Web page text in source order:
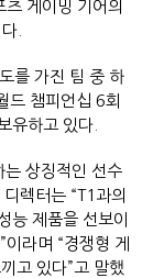
게이밍 기어의
다.
를 가진 팀 중 하
드 챔피언십 6회
보유하고 있다.
는 상징적인 선수
렉터는 “T1과의
능 제품을 선보이
라며 “경쟁형 게
고 있다”고 말했